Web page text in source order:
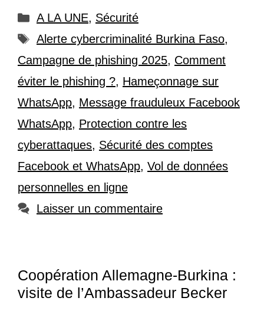
Catégories
A LA UNE, Sécurité
Étiquettes
Alerte cybercriminalité Burkina Faso,
Campagne de phishing 2025, Comment
éviter le phishing ?, Hameçonnage sur
WhatsApp, Message frauduleux Facebook
WhatsApp, Protection contre les
cyberattaques, Sécurité des comptes
Facebook et WhatsApp, Vol de données
personnelles en ligne
Laisser un commentaire
Coopération Allemagne-Burkina :
visite de l’Ambassadeur Becker